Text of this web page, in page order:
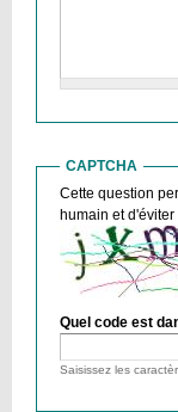
CAPTCHA
Cette question
humain et
Quel code est
Saisissez les